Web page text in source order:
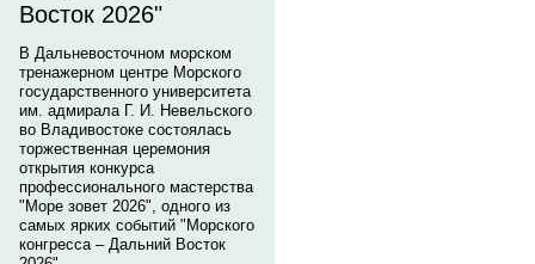
Восток 2026"
В Дальневосточном морском
тренажерном центре Морского
государственного университета
им. адмирала Г. И. Невельского
во Владивостоке состоялась
торжественная церемония
открытия конкурса
профессионального мастерства
"Море зовет 2026", одного из
самых ярких событий "Морского
конгресса – Дальний Восток